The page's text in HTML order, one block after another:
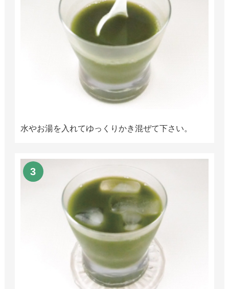
水やお湯を入れてゆっくりかき混ぜて下さい。